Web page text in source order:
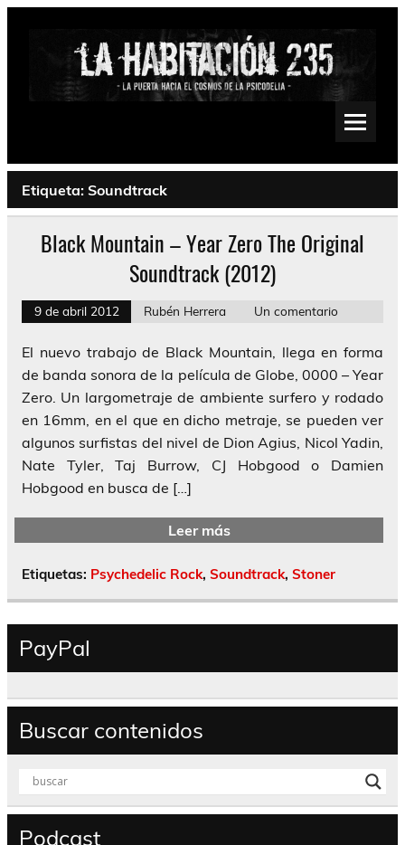
Saltar
Psychedelic, Stoner, Doom, Sludge, Fuzz, Space, Drone
Etiqueta: Soundtrack
Black Mountain – Year Zero The Original
Soundtrack (2012)
9 de abril 2012 Rubén Herrera Un comentario
El nuevo trabajo de Black Mountain, llega en forma
de banda sonora de la película de Globe, 0000 – Year
Zero. Un largometraje de ambiente surfero y rodado
en 16mm, en el que en dicho metraje, se pueden ver
algunos surfistas del nivel de Dion Agius, Nicol Yadin,
Nate Tyler, Taj Burrow, CJ Hobgood o Damien
Hobgood en busca de […]
Leer más
Etiquetas: Psychedelic Rock, Soundtrack, Stoner
PayPal
Buscar contenidos
Podcast